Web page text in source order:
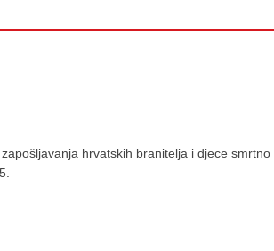
hrvatskih branitelja i djece smrtno